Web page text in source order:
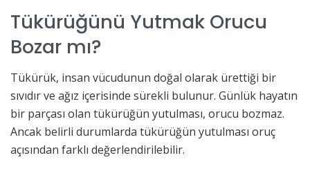
Tükürüğünü Yutmak Orucu
Bozar mı?
Tükürük, insan vücudunun doğal olarak ürettiği bir
sıvıdır ve ağız içerisinde sürekli bulunur. Günlük hayatın
bir parçası olan tükürüğün yutulması, orucu bozmaz.
Ancak belirli durumlarda tükürüğün yutulması oruç
açısından farklı değerlendirilebilir.